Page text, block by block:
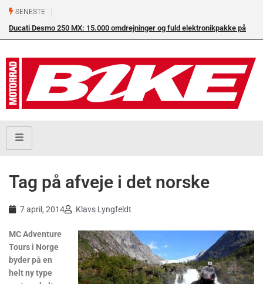
SENESTE
Ducati Desmo 250 MX: 15.000 omdrejninger og fuld elektronikpakke på
Tag på afveje i det norske
7 april, 2014 Klavs Lyngfeldt
MC Adventure
Tours i Norge
byder på en
helt ny type